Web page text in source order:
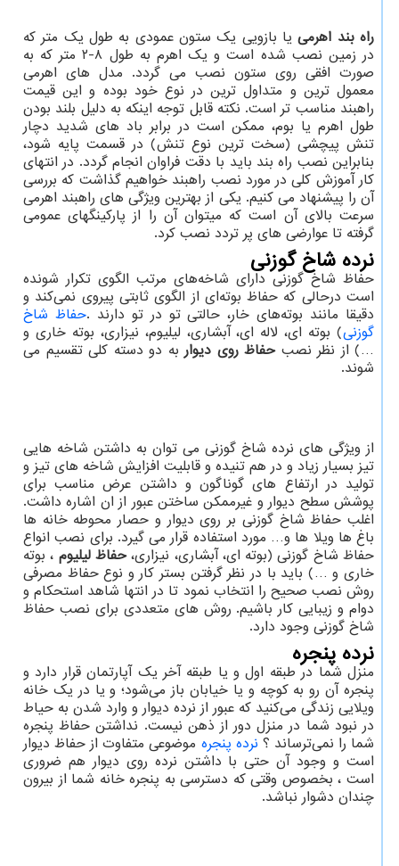
راه بند اهرمییا بازویی یک ستون عمودی به طول یک متر که
در زمین نصب شده است و یک اهرم به طول ۸-۲ متر که به
صورت افقی روی ستون نصب می گردد. مدل های اهرمی
معمول ترین و متداول ترین در نوع خود بوده و این قیمت
راهبند مناسب تر است. نکته قابل توجه اینکه به دلیل بلند بودن
طول اهرم یا بوم، ممکن است در برابر باد های شدید دچار
تنش پیچشی (سخت ترین نوع تنش) در قسمت پایه شود،
بنابراین نصب راه بند باید با دقت فراوان انجام گردد. در انتهای
کار آموزش کلی در مورد نصب راهبند خواهیم گذاشت که بررسی
آن را پیشنهاد می کنیم. یکی از بهترین ویژگی های راهبند اهرمی
سرعت بالای آن است که میتوان آن را از پارکینگهای عمومی
گرفته تا عوارضی های پر تردد نصب کرد.
نرده شاخ گوزنی
حفاظ شاخ گوزنی دارای شاخه‌های مرتب الگوی تکرار شونده
است درحالی که حفاظ بوته‌ای از الگوی ثابتی پیروی نمی‌کند و
دقیقا مانند بوته‌های خار، حالتی تو در تو دارند .حفاظ شاخ
گوزنی( بوته ای، لاله ای، آبشاری، لیلیوم، نیزاری، بوته خاری و
…) از نظر نصبحفاظ روی دیواربه دو دسته کلی تقسیم می
شوند.
از ویژگی های نرده شاخ گوزنی می توان به داشتن شاخه هایی
تیز بسیار زیاد و در هم تنیده و قابلیت افزایش شاخه های تیز و
تولید در ارتفاع های گوناگون و داشتن عرض مناسب برای
پوشش سطح دیوار و غیرممکن ساختن عبور از ان اشاره داشت.
اغلب حفاظ شاخ گوزنی بر روی دیوار و حصار محوطه خانه ها
باغ ها ویلا ها و… مورد استفاده قرار می گیرد. برای نصب انواع
حفاظ شاخ گوزنی (بوته ای، آبشاری، نیزاری،حفاظ لیلیوم ، بوته
خاری و …) باید با در نظر گرفتن بستر کار و نوع حفاظ مصرفی
روش نصب صحیح را انتخاب نمود تا در انتها شاهد استحکام و
دوام و زیبایی کار باشیم. روش های متعددی برای نصب حفاظ
شاخ گوزنی وجود دارد.
نرده پنجره
منزل شما در طبقه اول و یا طبقه آخر یک آپارتمان قرار دارد و
پنجره آن رو به کوچه و یا خیابان باز می‌شود؛ و یا در یک خانه
ویلایی زندگی می‌کنید که عبور از نرده دیوار و وارد شدن به حیاط
در نبود شما در منزل دور از ذهن نیست. نداشتن حفاظ پنجره
شما را نمی‌ترساند ؟ نرده پنجره موضوعی متفاوت از حفاظ دیوار
است و وجود آن حتی با داشتن نرده روی دیوار هم ضروری
است ، بخصوص وقتی که دسترسی به پنجره خانه شما از بیرون
چندان دشوار نباشد.